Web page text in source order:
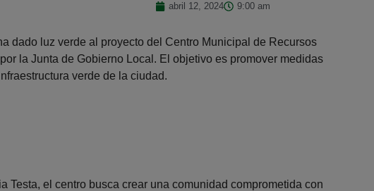
abril 12, 2024 9:00 am
dado luz verde al proyecto del Centro Municipal de Recursos
la Junta de Gobierno Local. El objetivo es promover medidas
verde de la ciudad.
Testa, el centro busca crear una comunidad comprometida con